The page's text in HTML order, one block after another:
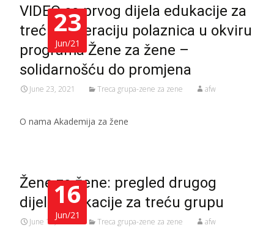
23
Jun/21
VIDEO sa prvog dijela edukacije za
treću generaciju polaznica u okviru
programa Žene za žene –
solidarnošću do promjena
June 23, 2021 Treca grupa-zene za zene afw
O nama Akademija za žene
16
Jun/21
Žene za žene: pregled drugog
dijela edukacije za treću grupu
June 16, 2021 Treca grupa-zene za zene afw